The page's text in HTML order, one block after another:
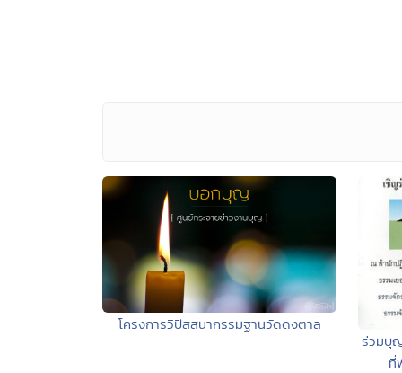
โครงการวิปัสสนากรรมฐานวัดดงตาล
ร่วมบุ
ที่